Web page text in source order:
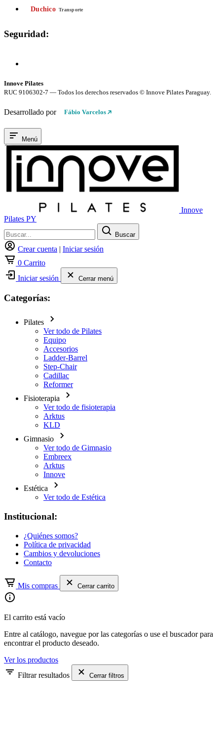
Duchico Transporte
Seguridad:
Innove Pilates
RUC 9106302-7 — Todos los derechos reservados © Innove Pilates Paraguay.
Desarrollado por Fábio Varcelos
Menú
Innove
Pilates PY
Buscar
Crear cuenta | Iniciar sesión
0 Carrito
Iniciar sesión
Cerrar menú
Categorías:
Pilates
Ver todo de Pilates
Equipo
Accesorios
Ladder-Barrel
Step-Chair
Cadillac
Reformer
Fisioterapia
Ver todo de fisioterapia
Arktus
KLD
Gimnasio
Ver todo de Gimnasio
Embreex
Arktus
Innove
Estética
Ver todo de Estética
Institucional:
¿Quiénes somos?
Política de privacidad
Cambios y devoluciones
Contacto
Mis compras Cerrar carrito
El carrito está vacío
Entre al catálogo, navegue por las categorías o use el buscador para
encontrar el producto deseado.
Ver los productos
Filtrar resultados
Cerrar filtros